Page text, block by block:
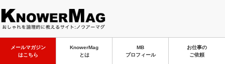
メールマガジン
はこちら
KnowerMag
とは
MB
プロフィール
お仕事の
ご依頼